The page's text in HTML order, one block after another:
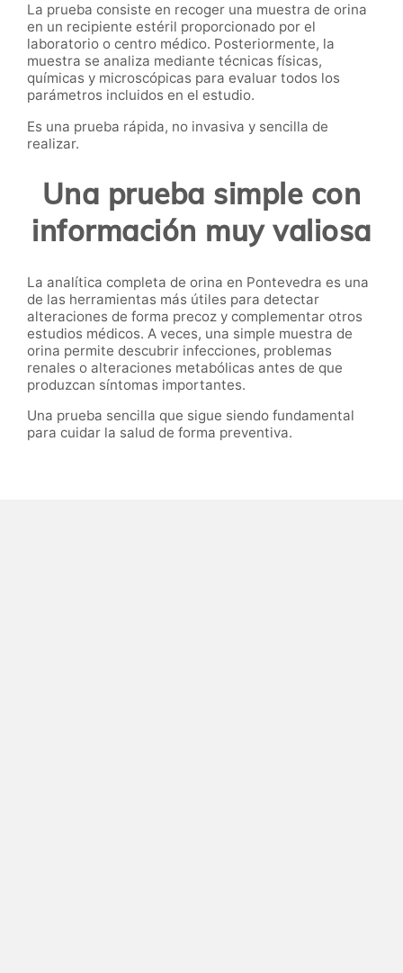
La prueba consiste en recoger una muestra de orina
en un recipiente estéril proporcionado por el
laboratorio o centro médico. Posteriormente, la
muestra se analiza mediante técnicas físicas,
químicas y microscópicas para evaluar todos los
parámetros incluidos en el estudio.
Es una prueba rápida, no invasiva y sencilla de
realizar.
Una prueba simple con
información muy valiosa
La analítica completa de orina en Pontevedra es una
de las herramientas más útiles para detectar
alteraciones de forma precoz y complementar otros
estudios médicos. A veces, una simple muestra de
orina permite descubrir infecciones, problemas
renales o alteraciones metabólicas antes de que
produzcan síntomas importantes.
Una prueba sencilla que sigue siendo fundamental
para cuidar la salud de forma preventiva.